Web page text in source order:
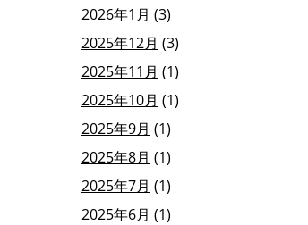
2026年1月 (3)
2025年12月 (3)
2025年11月 (1)
2025年10月 (1)
2025年9月 (1)
2025年8月 (1)
2025年7月 (1)
2025年6月 (1)